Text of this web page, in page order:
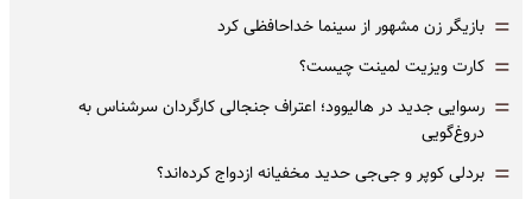
= بازیگر زن مشهور از سینما خداحافظی کرد
= کارت ویزیت لمینت چیست؟
= رسوایی جدید در هالیوود؛ اعتراف جنجالی کارگردان سرشناس به
دروغ‌گویی
= بردلی کوپر و جی‌جی حدید مخفیانه ازدواج کرده‌اند؟